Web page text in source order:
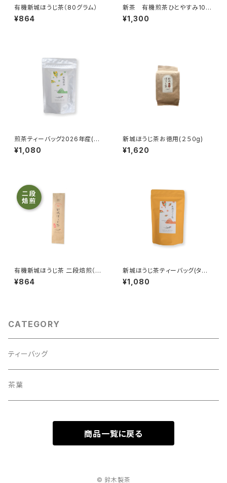
有機新城ほうじ茶（80グラム）
¥864
新茶 有機煎茶ひとやすみ100
g(2026年産)
¥1,300
煎茶ティーバッグ2026年産(タ
グ無しティーバッグ3g×10)
¥1,080
新城ほうじ茶お徳用(２５０g)
¥1,620
有機新城ほうじ茶 二段焙煎（80
g）
¥864
新城ほうじ茶ティーバッグ(タグ
無しティーバッグ3g×10)
¥1,080
CATEGORY
ティーバッグ
茶葉
商品一覧に戻る
© 鈴木製茶